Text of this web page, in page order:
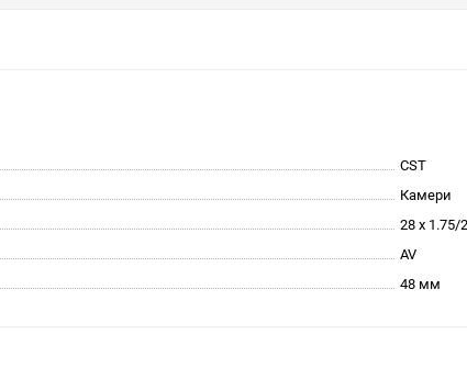
CST
Камери
28 x 1.75/2
AV
48 мм